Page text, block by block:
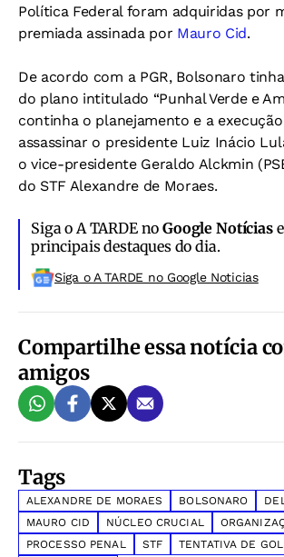
Política Federal foram adquiridas por
premiada assinada por Mauro Cid.
De acordo com a PGR, Bolsonaro
do plano intitulado “Punhal Verde e
continha o planejamento e a
assassinar o presidente Luiz Inácio
o vice-presidente Geraldo Alckmin
do STF Alexandre de Moraes.
Siga o A TARDE noGoogle Notícias
principais destaques do dia.
Siga o A TARDE no Google Noticias
Compartilhe essa notícia
amigos
Tags
ALEXANDRE DE MORAES BOLSONARO
MAURO CID
NÚCLEO CRUCIAL
PROCESSO PENAL
STF
TENTATIVA DE